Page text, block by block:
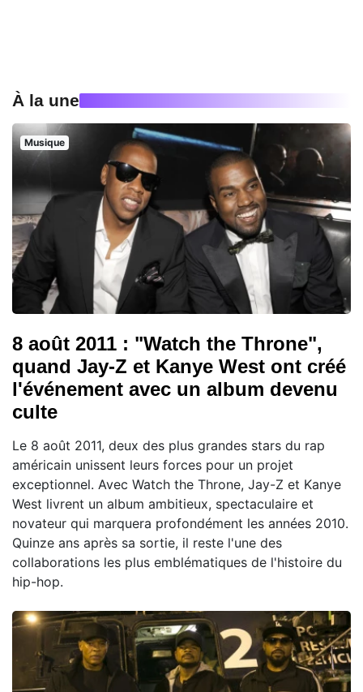
À la une
Musique
8 août 2011 : "Watch the Throne",
quand Jay-Z et Kanye West ont créé
l'événement avec un album devenu
culte
Le 8 août 2011, deux des plus grandes stars du rap
américain unissent leurs forces pour un projet
exceptionnel. Avec Watch the Throne, Jay-Z et Kanye
West livrent un album ambitieux, spectaculaire et
novateur qui marquera profondément les années 2010.
Quinze ans après sa sortie, il reste l'une des
collaborations les plus emblématiques de l'histoire du
hip-hop.